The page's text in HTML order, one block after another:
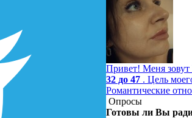
Привет! Меня
32 до 47 . Цель
Романтические
Опросы
Готовы ли Вы